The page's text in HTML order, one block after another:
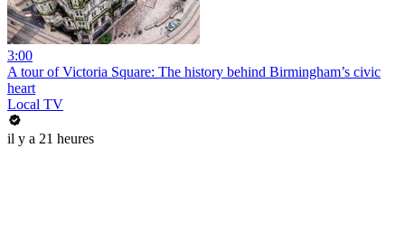
3:00
A tour of Victoria Square: The history behind Birmingham’s civic
heart
Local TV
il y a 21 heures